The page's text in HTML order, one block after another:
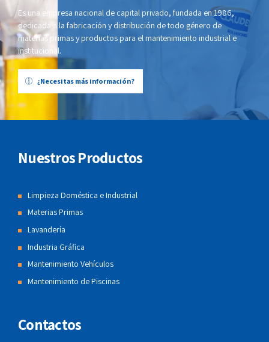
Es una empresa nacional de capital privado, fundada en 1986,
dedicada a la fabricación y distribución de todo género de
materias primas y productos para el mantenimiento industrial e
institucional.
¿Necesitas más información?
Nuestros Productos
Limpieza Doméstica e Industrial
Materias Primas
Lavandería
Industria Gráfica
Mantenimiento Vehículos
Mantenimiento de Piscinas
Contactos